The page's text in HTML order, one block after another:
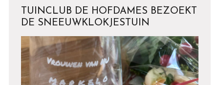
TUINCLUB DE HOFDAMES BEZOEKT
DE SNEEUWKLOKJESTUIN